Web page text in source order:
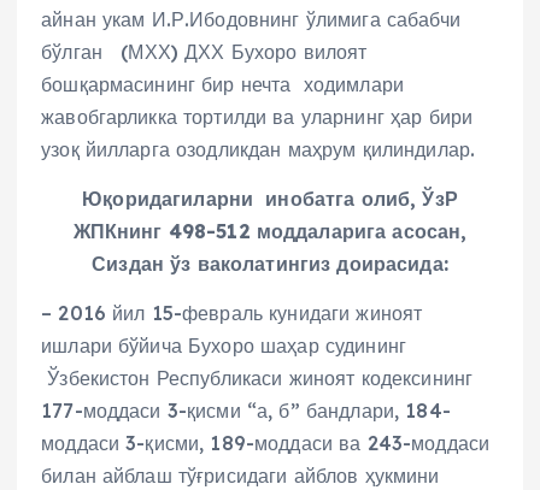
айнан укам И.Р.Ибодовнинг ўлимига сабабчи
бўлган (МХХ) ДХХ Бухоро вилоят
бошқармасининг бир нечта ходимлари
жавобгарликка тортилди ва уларнинг ҳар бири
узоқ йилларга озодликдан маҳрум қилиндилар.
Юқоридагиларни инобатга олиб, ЎзР
ЖПКнинг 498-512 моддаларига асосан,
Сиздан ўз ваколатингиз доирасида:
– 2016 йил 15-февраль кунидаги жиноят
ишлари бўйича Бухоро шаҳар судининг
Ўзбекистон Республикаси жиноят кодексининг
177-моддаси 3-қисми “а, б” бандлари, 184-
моддаси 3-қисми, 189-моддаси ва 243-моддаси
билан айблаш тўғрисидаги айблов ҳукмини